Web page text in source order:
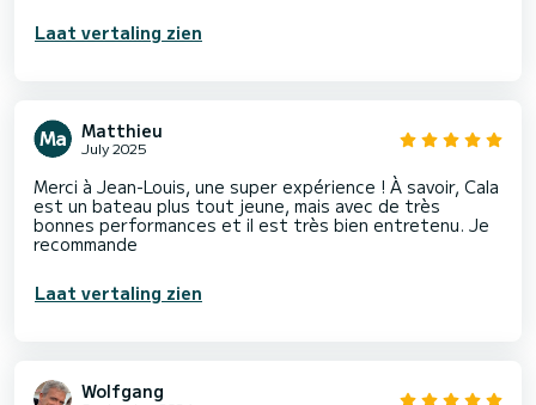
Laat vertaling zien
Matthieu
July 2025
Merci à Jean-Louis, une super expérience ! À savoir, Cala
est un bateau plus tout jeune, mais avec de très
bonnes performances et il est très bien entretenu. Je
recommande
Laat vertaling zien
Wolfgang